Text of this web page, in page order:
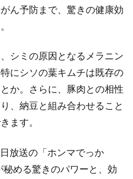
ん予防まで、驚きの健康効
シミの原因となるメラニン
にシソの葉キムチは既存の
か。さらに、豚肉との相性
、納豆と組み合わせること
ます。
放送の「ホンマでっか
める驚きのパワーと、効